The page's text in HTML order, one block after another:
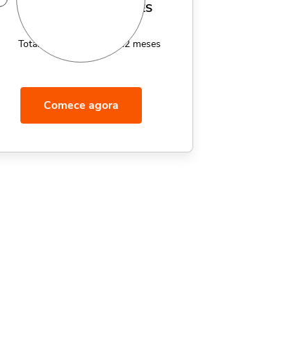
R$ MÊS
Total de R$179,40 por 12 meses
Comece agora